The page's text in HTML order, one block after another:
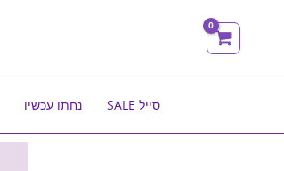
סייל SALE נחתו עכשיו